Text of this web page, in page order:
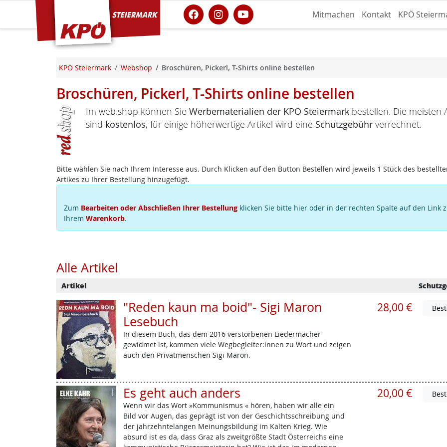
KPÖ Steiermark Mitmachen Kontakt KPÖ
KPÖ Steiermark Webshop Broschüren, Pickerl, T-Shirts online bestellen
Broschüren, Pickerl, T-Shirts online bestellen
Im web.shop können Sie Werbematerialien der KPÖ Steiermarkbestellen. Die meisten
sind kostenlos, für einige höherwertige Artikel wird eine Schutzgebührverrechnet.
Bitte wählen Sie nach Ihrem Interesse aus. Durch Klicken auf den Button Bestellen wird jeweils 1 Stück des
Artikes zu Ihrer Bestellung hinzugefügt.
Zum Bearbeiten oder Abschließen Ihrer Bestellungklicken Sie bitte hier oder in der rechten Spalte auf den Link
Ihrem Warenkorb.
Alle Artikel
Artikel
"Reden kaun ma boid"- Sigi Maron
Lesebuch
In diesem Buch, das dem 2016 verstorbenen Liedermacher
gewidmet ist, kommen viele Wegbegleiter:innen zu Wort und zeigen
auch den Privatmenschen Sigi Maron.
28,00 €
Es geht auch anders
Wenn wir das Wort »Kommunismus « hören, haben wir alle ein
Bild vor Augen, das geprägt ist von der Geschichtsschreibung und
der jahrzehntelangen Meinungsbildung im Kalten Krieg. Wie
absurd ist es da, dass Graz als zweitgrößte Stadt Österreichs eine
20,00 €